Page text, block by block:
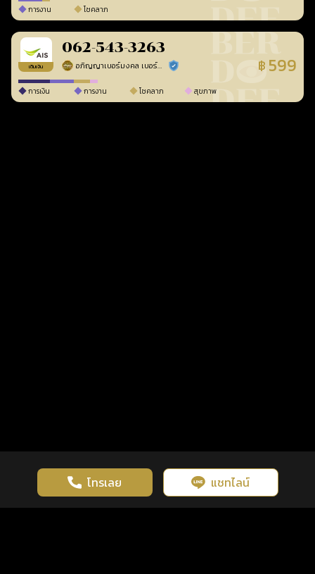
การงาน โชคลาภ
เติมเงิน
062-543-3263
อภิญญาเบอร์มงคล เบอร์สวยเลขศาสตร์ ร้านยืนยันแล้ว ฿ 599
การเงิน การงาน โชคลาภ สุขภาพ
โทรเลย แชทไลน์
เว็บไซต์นี้มีการใช้งานคุกกี้ เพื่อเพิ่มประสิทธิภาพและประสบการณ์ที่ดี
ในการใช้งานเว็บไซต์ นโยบายความเป็นส่วนตัว
รู้ก่อน พร้อมกว่า ทุกจังหวะชีวิต คลิกดูดวงฟรี